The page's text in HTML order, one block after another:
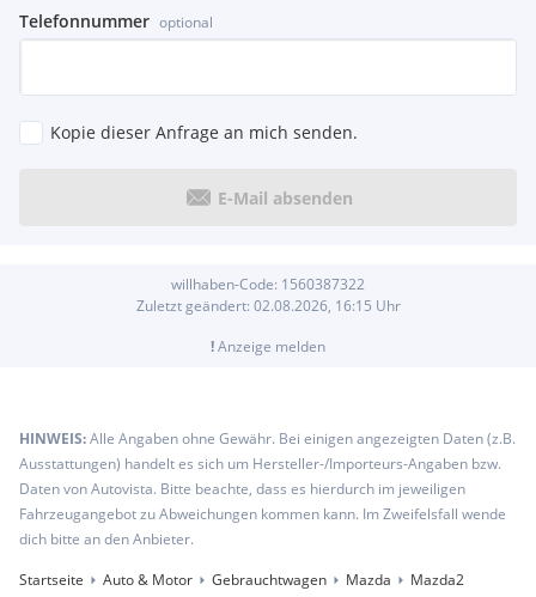
Telefonnummer optional
Kopie dieser Anfrage an mich senden.
E-Mail absenden
willhaben-Code: 1560387322
Zuletzt geändert: 02.08.2026, 16:15 Uhr
!Anzeige melden
HINWEIS:Alle Angaben ohne Gewähr. Bei einigen angezeigten Daten (z.B.
Ausstattungen) handelt es sich um Hersteller-/Importeurs-Angaben bzw.
Daten von Autovista. Bitte beachte, dass es hierdurch im jeweiligen
Fahrzeugangebot zu Abweichungen kommen kann. Im Zweifelsfall wende
dich bitte an den Anbieter.
Startseite
Auto & Motor Gebrauchtwagen Mazda Mazda2